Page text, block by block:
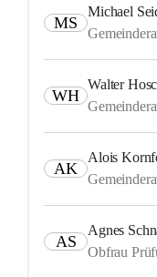
MS
Michael
WH
Walter
AK
Alois
AS
Agnes
Obfrau